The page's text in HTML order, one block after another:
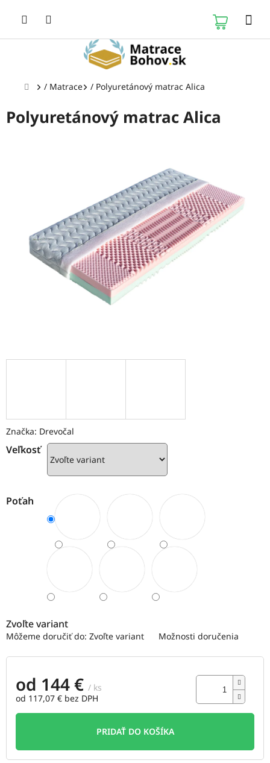
Domov
/ Matrace / Polyuretánový matrac Alica
Polyuretánový matrac Alica
Veľkosť
Poťah
Zvoľte variant
Môžeme doručiť do: Zvoľte variant Možnosti doručenia
od 144 € / ks
od 117,07 € bez DPH
Jednotková
PRIDAŤ DO KOŠÍKA
Značka: Drevočal